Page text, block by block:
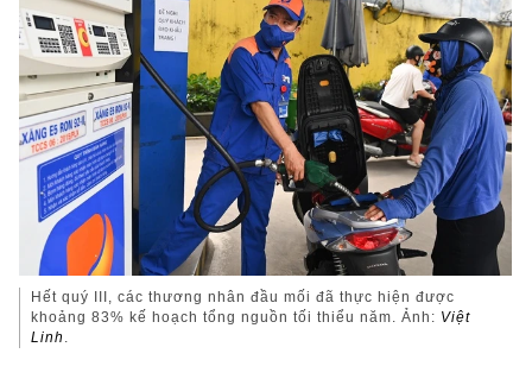
Hết quý III, các thương nhân đầu mối đã thực hiện được
khoảng 83% kế hoạch tổng nguồn tối thiểu năm. Ảnh: Việt
Linh .